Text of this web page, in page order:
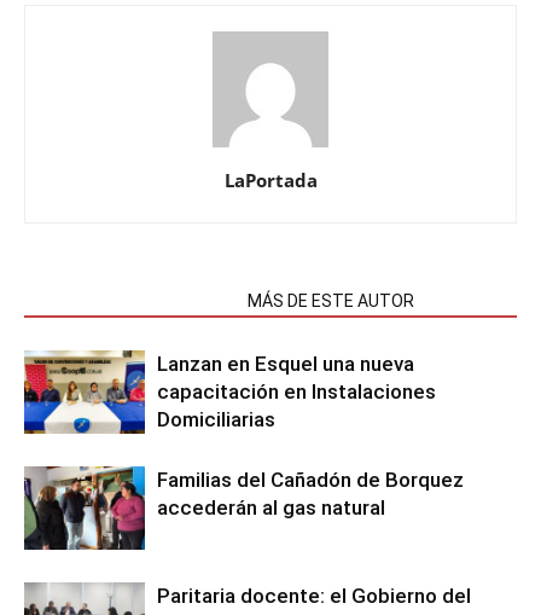
LaPortada
MÁS DE ESTE AUTOR
Lanzan en Esquel una nueva
capacitación en Instalaciones
Domiciliarias
Familias del Cañadón de Borquez
accederán al gas natural
Paritaria docente: el Gobierno del